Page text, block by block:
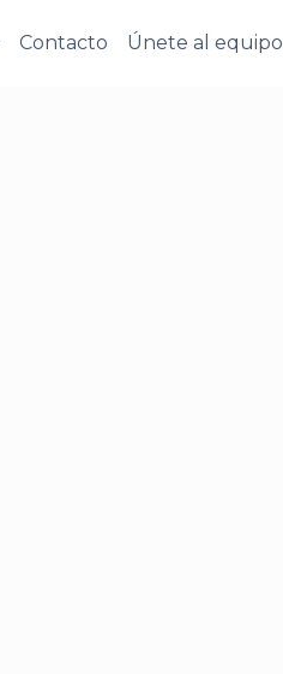
Contacto Únete al equipo